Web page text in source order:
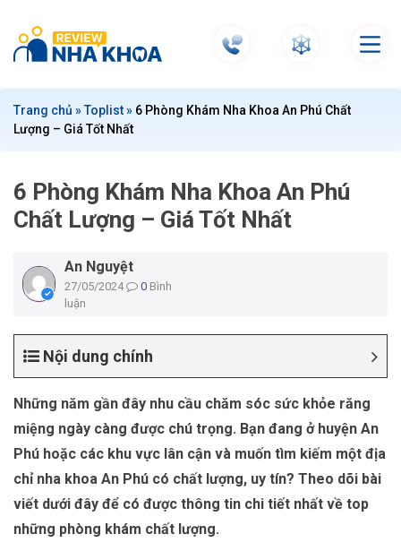
t
Trang chủ »Toplist» 6 Phòng Khám Nha Khoa An Phú Chất
Lượng – Giá Tốt Nhất
6 Phòng Khám Nha Khoa An Phú
Chất Lượng – Giá Tốt Nhất
An Nguyệt
27/05/2024 0 Bình
luận
Nội dung chính
Những năm gần đây nhu cầu chăm sóc sức khỏe răng
miệng ngày càng được chú trọng. Bạn đang ở huyện An
Phú hoặc các khu vực lân cận và muốn tìm kiếm một địa
chỉ nha khoa An Phú có chất lượng, uy tín? Theo dõi bài
viết dưới đây để có được thông tin chi tiết nhất về top
những phòng khám chất lượng.